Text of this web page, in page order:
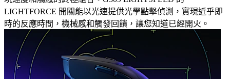
LIGHTFORCE 開關能以光速提供光學點擊偵測，實現近乎即
時的反應時間，機械感和觸發回饋，讓您知道已經開火。